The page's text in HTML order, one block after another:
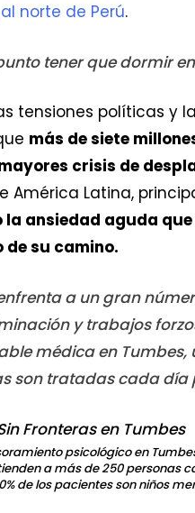
norte de Perú.
tener que dormir
tensiones políticas
más de siete
crisis de
América Latina,
la ansiedad aguda
su camino.
a un gran
y trabajos
médica en
son tratadas cada
psicológico en
a más de 250 personas
de los pacientes son niños